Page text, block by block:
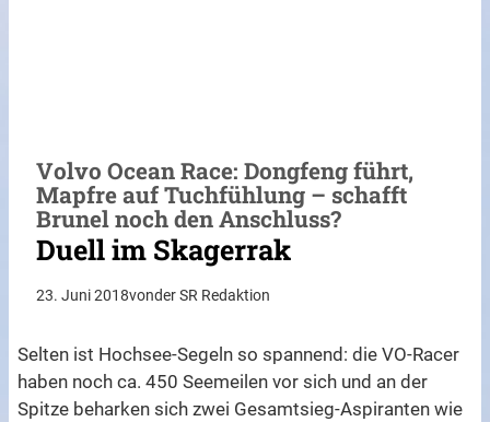
Volvo Ocean Race: Dongfeng führt,
Mapfre auf Tuchfühlung – schafft
Brunel noch den Anschluss?
Duell im Skagerrak
23. Juni 2018vonder SR Redaktion
Selten ist Hochsee-Segeln so spannend: die VO-Racer
haben noch ca. 450 Seemeilen vor sich und an der
Spitze beharken sich zwei Gesamtsieg-Aspiranten wie